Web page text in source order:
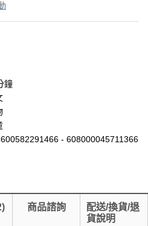
鐘
- 608000045711366
) 商品諮詢
配送/換貨/退
貨說明